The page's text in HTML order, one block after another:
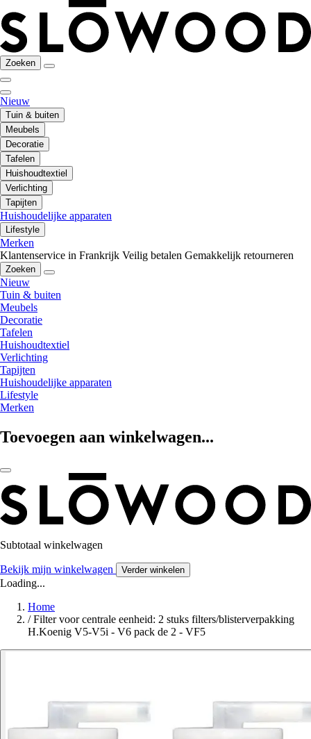
Zoeken
Nieuw
Tuin & buiten
Meubels
Decoratie
Tafelen
Huishoudtextiel
Verlichting
Tapijten
Huishoudelijke apparaten
Lifestyle
Merken
Klantenservice in Frankrijk Veilig betalen Gemakkelijk retourneren
Zoeken
Nieuw
Tuin & buiten
Meubels
Decoratie
Tafelen
Huishoudtextiel
Verlichting
Tapijten
Huishoudelijke apparaten
Lifestyle
Merken
Toevoegen aan winkelwagen...
Subtotaal winkelwagen
Bekijk mijn winkelwagen Verder winkelen
Loading...
Home
/ Filter voor centrale eenheid: 2 stuks filters/blisterverpakking
H.Koenig V5-V5i - V6 pack de 2 - VF5